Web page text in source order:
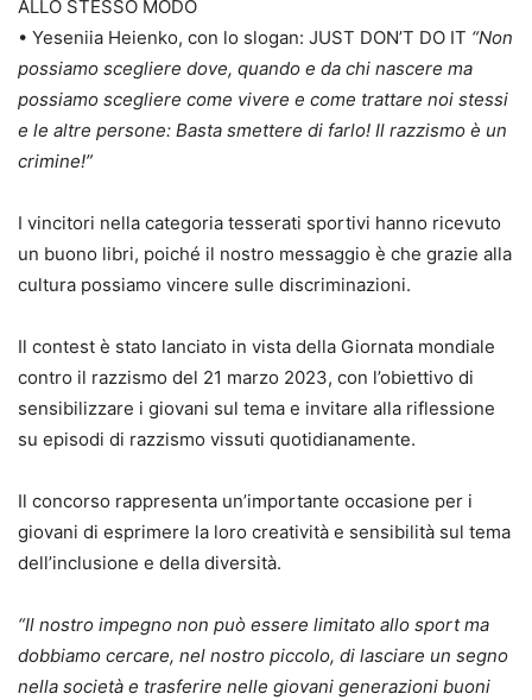
ALLO STESSO MODO
• Yeseniia Heienko, con lo slogan: JUST DON’T DO IT “Non
possiamo scegliere dove, quando e da chi nascere ma
possiamo scegliere come vivere e come trattare noi stessi
e le altre persone: Basta smettere di farlo! Il razzismo è un
crimine!”
I vincitori nella categoria tesserati sportivi hanno ricevuto
un buono libri, poiché il nostro messaggio è che grazie alla
cultura possiamo vincere sulle discriminazioni.
Il contest è stato lanciato in vista della Giornata mondiale
contro il razzismo del 21 marzo 2023, con l’obiettivo di
sensibilizzare i giovani sul tema e invitare alla riflessione
su episodi di razzismo vissuti quotidianamente.
Il concorso rappresenta un’importante occasione per i
giovani di esprimere la loro creatività e sensibilità sul tema
dell’inclusione e della diversità.
“Il nostro impegno non può essere limitato allo sport ma
dobbiamo cercare, nel nostro piccolo, di lasciare un segno
nella società e trasferire nelle giovani generazioni buoni